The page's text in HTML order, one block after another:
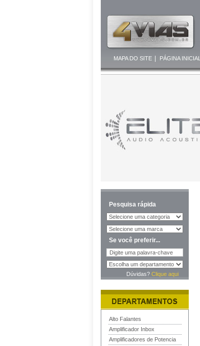
MAPA DO SITE| PÁGINA INICIAL
Pesquisa rápida
Se você preferir...
Dúvidas? Clique aqui
Alto Falantes
Amplificador Inbox
Amplificadores de Potencia